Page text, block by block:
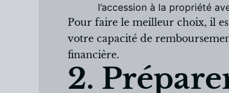
l’accession à la propriété
Pour faire le meilleur choix, il
votre capacité de
financière.
2.